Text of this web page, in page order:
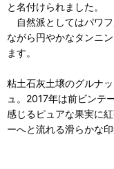
と名付けられました。
自然派としてはパワ
ながら円やかなタンニ
ます。
粘土石灰土壌のグルナ
ュ。2017年は前ビンテ
感じるピュアな果実に
ーへと流れる滑らかな印